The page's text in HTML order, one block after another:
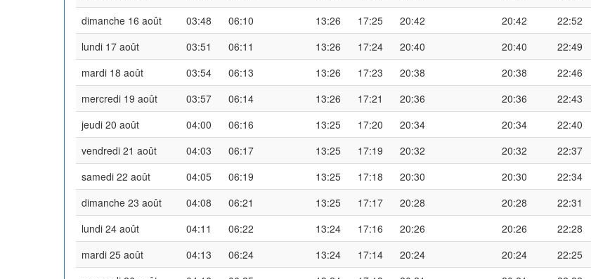
dimanche 16 août
03:48 06:10 13:26 17:25 20:42 20:42
22:52
lundi 17 août
03:51 06:11 13:26 17:24 20:40 20:40
22:49
mardi 18 août
03:54 06:13 13:26 17:23 20:38 20:38
22:46
mercredi 19 août
03:57 06:14 13:26 17:21 20:36 20:36
22:43
jeudi 20 août
04:00 06:16 13:25 17:20 20:34 20:34
22:40
vendredi 21 août
04:03 06:17 13:25 17:19 20:32 20:32
22:37
samedi 22 août
04:05 06:19 13:25 17:18 20:30 20:30
22:34
dimanche 23 août
04:08 06:21 13:25 17:17 20:28 20:28
22:31
lundi 24 août
04:11 06:22 13:24 17:16 20:26 20:26
22:28
mardi 25 août
04:13 06:24 13:24 17:14 20:24 20:24
22:25